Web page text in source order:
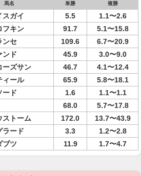
馬名 単勝 複勝
スガイ 5.5
1.1〜2.6
フキン 91.7
5.1〜15.8
ンセ 109.6
6.7〜20.9
ンド 45.9
3.0〜9.0
ーズサン 46.7
4.1〜12.4
ィール 65.9
5.8〜18.1
ード 1.6
1.1〜1.1
68.0
5.7〜17.8
ストーム 172.0
13.7〜43.9
ラード 3.3
1.2〜2.8
ブツ 11.9 1.7〜4.7